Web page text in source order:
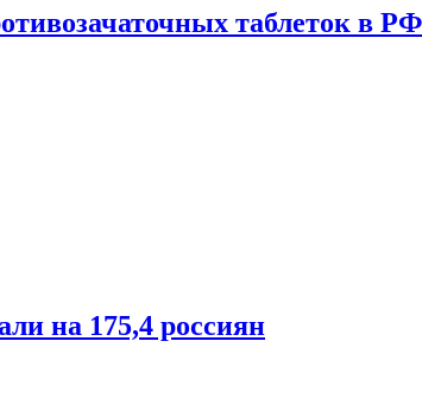
таблеток в РФ
на 175,4 россиян